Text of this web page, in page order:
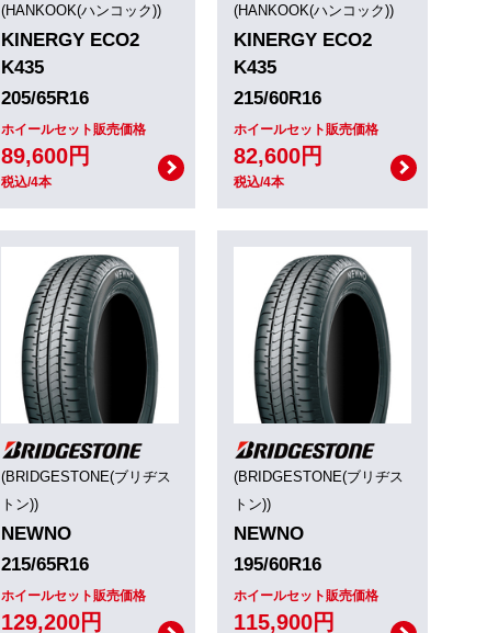
(HANKOOK(ハンコック))
KINERGY ECO2
K435
205/65R16
ホイールセット販売価格
89,600円
税込/4本
(HANKOOK(ハンコック))
KINERGY ECO2
K435
215/60R16
ホイールセット販売価格
82,600円
税込/4本
(BRIDGESTONE(ブリヂス
トン))
NEWNO
215/65R16
ホイールセット販売価格
129,200円
(BRIDGESTONE(ブリヂス
トン))
NEWNO
195/60R16
ホイールセット販売価格
115,900円